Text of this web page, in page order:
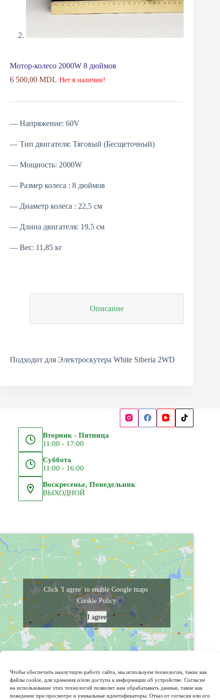
Чтобы обеспечить наилучшую работу сайта, мы используем технологии, такие как
файлы cookie, для хранения и/или доступа к информации об устройстве. Согласие
на использование этих технологий позволит нам обрабатывать данные, такие как
поведение при просмотре и уникальные идентификаторы. Отказ от согласия или его
Мотор-колесо 2000W 8 дюймов
6 500,00 MDL Нет в наличии!
— Напряжение: 60V
— Тип двигателя: Тяговый (Бесщеточный)
— Мощность: 2000W
— Размер колеса : 8 дюймов
— Диаметр колеса : 22,5 см
— Длина двигателя: 19,5 см
— Вес: 11,85 кг
Описание
Подходит для Электроскутера White Siberia 2WD
Вторник - Пятница
11:00 - 17:00
Суббота
11:00 - 16:00
Воскресенье, Понедельник
ВЫХОДНОЙ
Click 'I agree' to enable Google maps
Cookie Policy
I agree
powered by Advanced iFrame